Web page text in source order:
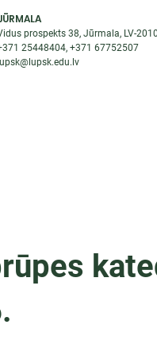
prospekts 38, Jūrmala, LV-
25448404, +371 67752507
lupsk@lupsk.edu.lv